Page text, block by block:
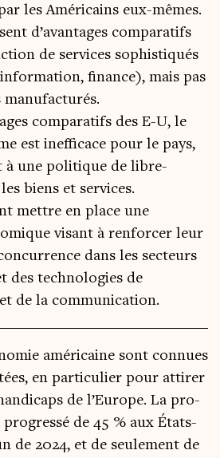
les Américains eux-mêmes.
d’avantages comparatifs
de services sophistiqués
finance), mais pas
comparatifs des E-U, le
est inefficace pour le pays,
à une politique de libre-
biens et services.
mettre en place une
visant à renforcer leur
dans les secteurs
des technologies de
de la communication.
amé­ri­caine sont connues
en par­ti­cu­lier pour atti­rer
de l’Eu­rope. La pro­
de 45 % aux États-
de 2024, et de seule­ment de